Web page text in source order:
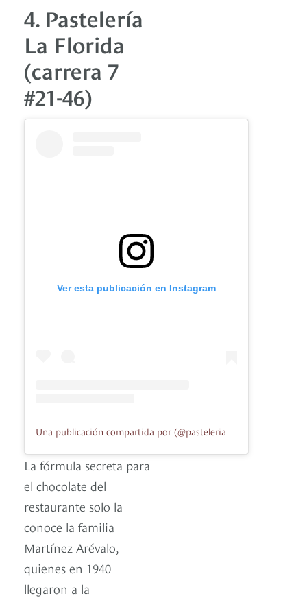
4. Pastelería
La Florida
(carrera 7
#21-46)
Ver esta publicación en Instagram
Una publicación compartida por (@pasteleriafloridaoficial)
La fórmula secreta para
el chocolate del
restaurante solo la
conoce la familia
Martínez Arévalo,
quienes en 1940
llegaron a la